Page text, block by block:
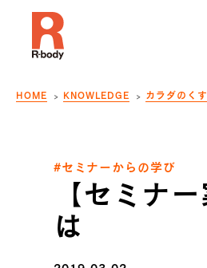
HOME KNOWLEDGE カラダのく
#セミナーからの学び
【セミナ
は